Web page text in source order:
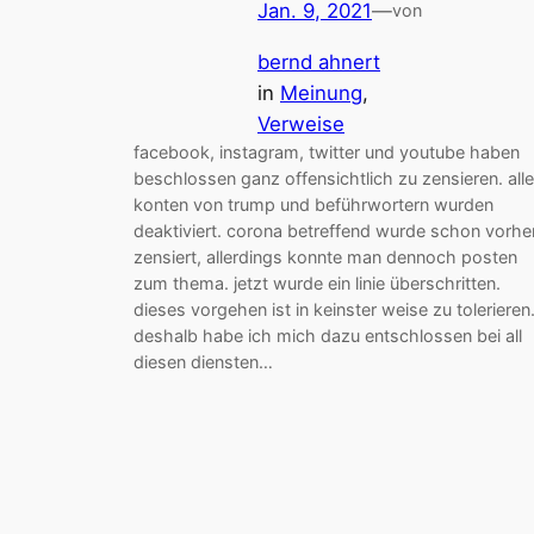
Jan. 9, 2021—von
bernd ahnert
in Meinung
Verweise
facebook, instagram, twitter und youtube haben
beschlossen ganz offensichtlich zu zensieren. alle
konten von trump und beführwortern wurden
deaktiviert. corona betreffend wurde schon
zensiert, allerdings konnte man dennoch posten
zum thema. jetzt wurde ein linie überschritten.
dieses vorgehen ist in keinster weise zu tolerieren.
deshalb habe ich mich dazu entschlossen bei all
diesen diensten…